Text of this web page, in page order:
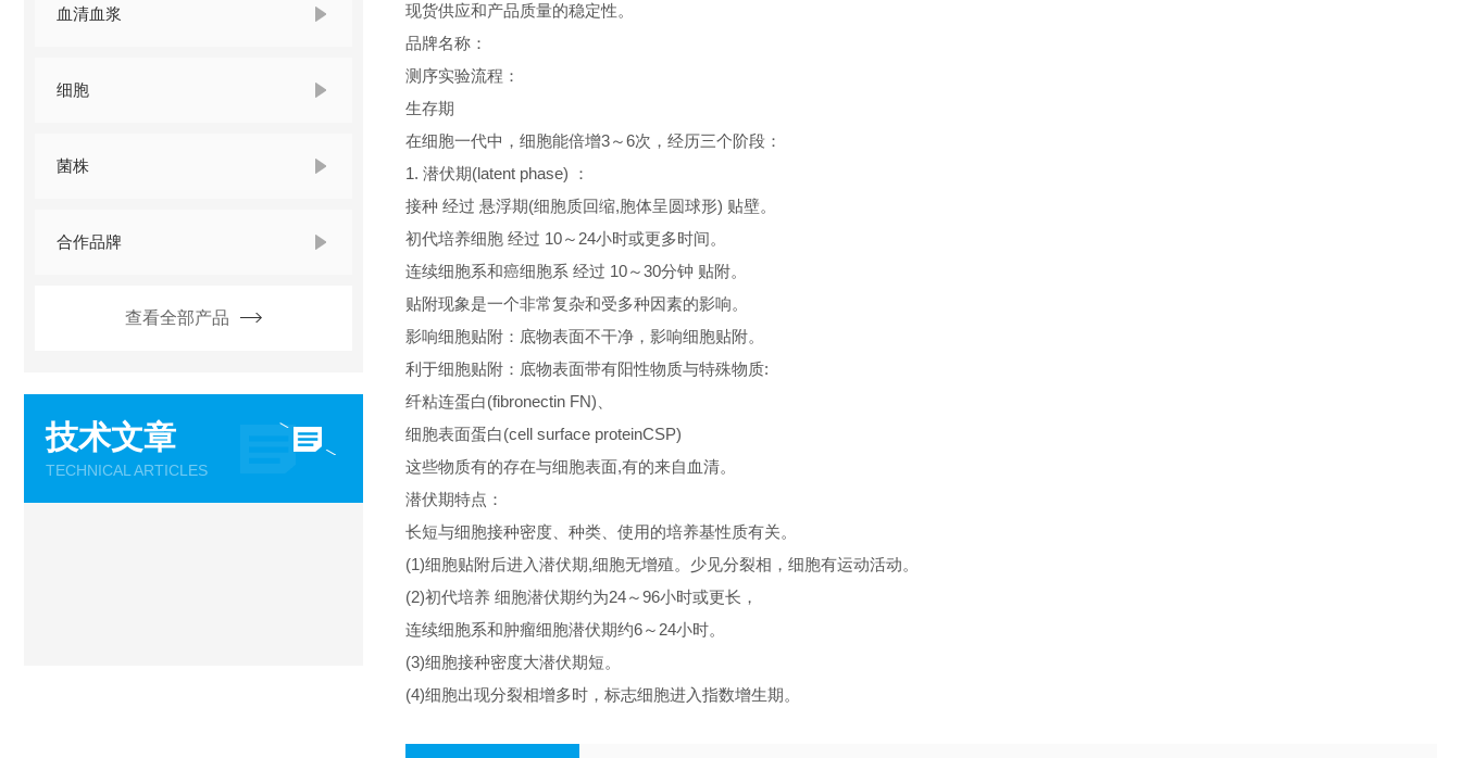
血清血浆
细胞
菌株
合作品牌
查看全部产品
技术文章
TECHNICAL ARTICLES
现货供应和产品质量的稳定性。
品牌名称：
测序实验流程：
生存期
在细胞一代中，细胞能倍增3～6次，经历三个阶段：
1. 潜伏期(latent phase) ：
接种 经过 悬浮期(细胞质回缩,胞体呈圆球形) 贴壁。
初代培养细胞 经过 10～24小时或更多时间。
连续细胞系和癌细胞系 经过 10～30分钟 贴附。
贴附现象是一个非常复杂和受多种因素的影响。
影响细胞贴附：底物表面不干净，影响细胞贴附。
利于细胞贴附：底物表面带有阳性物质与特殊物质:
纤粘连蛋白(fibronectin FN)、
细胞表面蛋白(cell surface proteinCSP)
这些物质有的存在与细胞表面,有的来自血清。
潜伏期特点：
长短与细胞接种密度、种类、使用的培养基性质有关。
(1)细胞贴附后进入潜伏期,细胞无增殖。少见分裂相，细胞有运动活动。
(2)初代培养 细胞潜伏期约为24～96小时或更长，
连续细胞系和肿瘤细胞潜伏期约6～24小时。
(3)细胞接种密度大潜伏期短。
(4)细胞出现分裂相增多时，标志细胞进入指数增生期。